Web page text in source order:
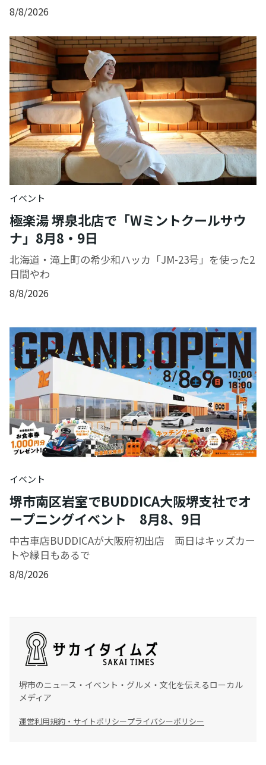
8/8/2026
イベント
極楽湯 堺泉北店で「Wミントクールサウ
ナ」8月8・9日
北海道・滝上町の希少和ハッカ「JM-23号」を使った2
日間やわ
8/8/2026
イベント
堺市南区岩室でBUDDICA大阪堺支社でオ
ープニングイベント 8月8、9日
中古車店BUDDICAが大阪府初出店 両日はキッズカー
トや縁日もあるで
8/8/2026
堺市のニュース・イベント・グルメ・文化を伝えるローカル
メディア
運営利用規約・サイトポリシープライバシーポリシー